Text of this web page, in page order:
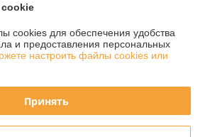
cookies
cookies для обеспечения удобства
и предоставления персональных
настроить файлы cookies или
Принять